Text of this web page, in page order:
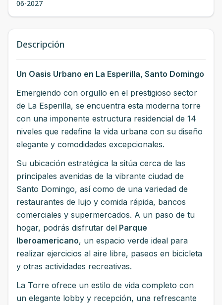
06-2027
Descripción
Un Oasis Urbano en La Esperilla, Santo Domingo
Emergiendo con orgullo en el prestigioso sector
de La Esperilla, se encuentra esta moderna torre
con una imponente estructura residencial de 14
niveles que redefine la vida urbana con su diseño
elegante y comodidades excepcionales.
Su ubicación estratégica la sitúa cerca de las
principales avenidas de la vibrante ciudad de
Santo Domingo, así como de una variedad de
restaurantes de lujo y comida rápida, bancos
comerciales y supermercados. A un paso de tu
hogar, podrás disfrutar del Parque
Iberoamericano, un espacio verde ideal para
realizar ejercicios al aire libre, paseos en bicicleta
y otras actividades recreativas.
La Torre ofrece un estilo de vida completo con
un elegante lobby y recepción, una refrescante